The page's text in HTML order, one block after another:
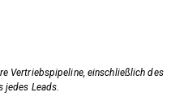
Vertriebspipeline, einschließlich des
jedes Leads.